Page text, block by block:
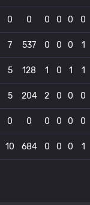
0 0 0 0 0 0
7 537 0 0 0 1
5 128 1 0 1 1
5 204 2 0 0 0
0 0 0 0 0 0
10 684 0 0 0 1